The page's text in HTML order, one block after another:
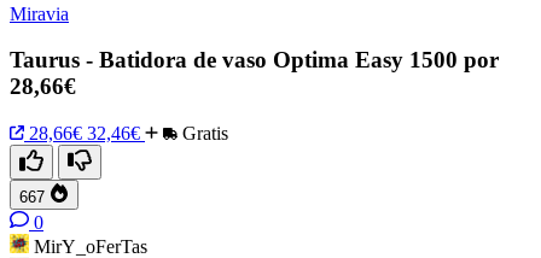
Miravia
Taurus - Batidora de vaso Optima Easy 1500 por
28,66€
28,66€ 32,46€ Gratis
667
0
MirY_oFerTas